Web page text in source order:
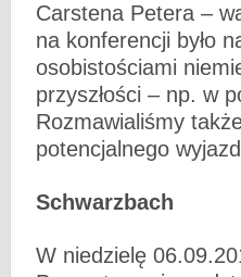
Carstena Petera –
na konferencji było
osobistościami
przyszłości – np. w
Rozmawialiśmy
potencjalnego
Schwarzbach
W niedzielę